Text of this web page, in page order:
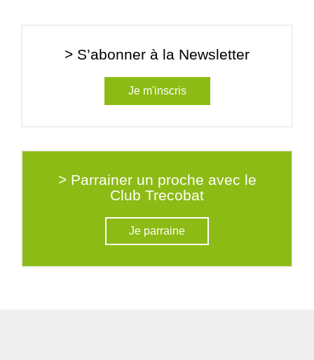
> S’abonner à la Newsletter
Je m'inscris
> Parrainer un proche avec le
Club Trecobat
Je parraine